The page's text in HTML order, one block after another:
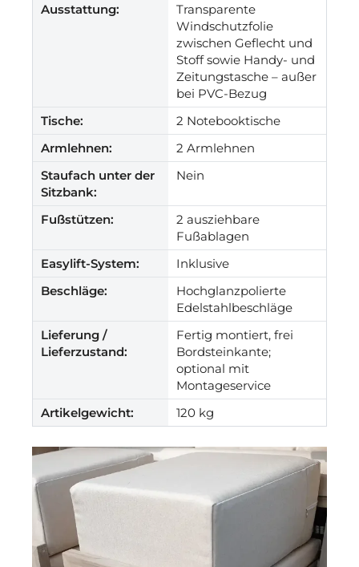
Ausstattung:
Transparente
Windschutzfolie
zwischen Geflecht und
Stoff sowie Handy- und
Zeitungstasche – außer
bei PVC-Bezug
Tische:
2 Notebooktische
Armlehnen:
2 Armlehnen
Staufach unter der
Sitzbank:
Nein
Fußstützen:
2 ausziehbare
Fußablagen
Easylift-System:
Inklusive
Beschläge:
Hochglanzpolierte
Edelstahlbeschläge
Lieferung /
Lieferzustand:
Fertig montiert, frei
Bordsteinkante;
optional mit
Montageservice
Artikelgewicht:
120 kg